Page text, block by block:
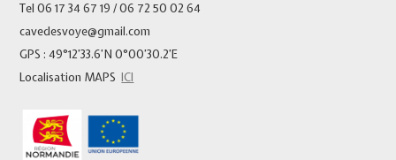
Tel 06 17 34 67 19 / 06 72 50 02 64
cavedesvoye@gmail.com
GPS : 49°12’33.6’N 0°00’30.2’E
Localisation MAPSICI